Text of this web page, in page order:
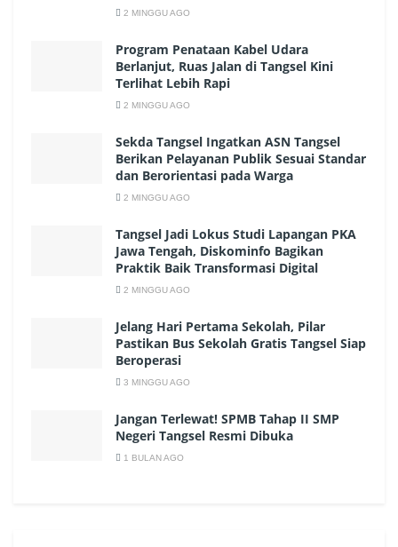
2 MINGGU AGO
Program Penataan Kabel Udara
Berlanjut, Ruas Jalan di Tangsel Kini
Terlihat Lebih Rapi
2 MINGGU AGO
Sekda Tangsel Ingatkan ASN Tangsel
Berikan Pelayanan Publik Sesuai Standar
dan Berorientasi pada Warga
2 MINGGU AGO
Tangsel Jadi Lokus Studi Lapangan PKA
Jawa Tengah, Diskominfo Bagikan
Praktik Baik Transformasi Digital
2 MINGGU AGO
Jelang Hari Pertama Sekolah, Pilar
Pastikan Bus Sekolah Gratis Tangsel Siap
Beroperasi
3 MINGGU AGO
Jangan Terlewat! SPMB Tahap II SMP
Negeri Tangsel Resmi Dibuka
1 BULAN AGO